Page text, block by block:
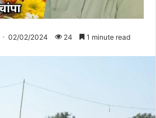
02/02/2024 24 1 minute read